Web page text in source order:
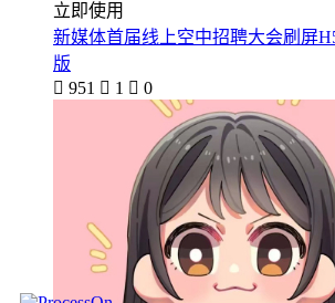
立即使用
新媒体首届线上空中招聘大会刷屏
版
 951  1  0